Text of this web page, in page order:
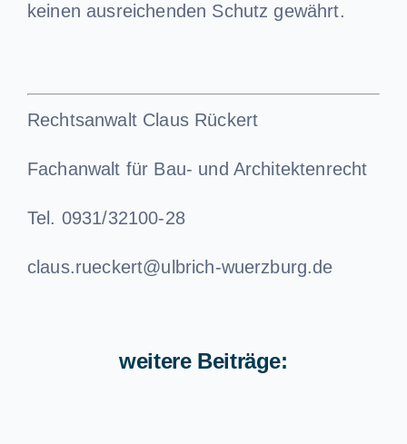
keinen ausreichenden Schutz gewährt.
Rechtsanwalt Claus Rückert
Fachanwalt für Bau- und Architektenrecht
Tel. 0931/32100-28
claus.rueckert@ulbrich-wuerzburg.de
weitere Beiträge: